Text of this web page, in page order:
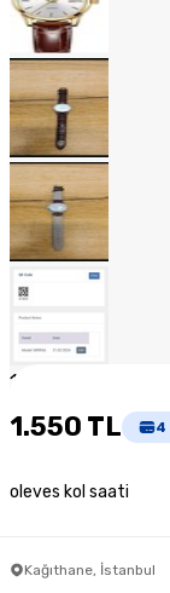
1
1.550 TL 4
oleves kol saati
Kağıthane, İstanbul